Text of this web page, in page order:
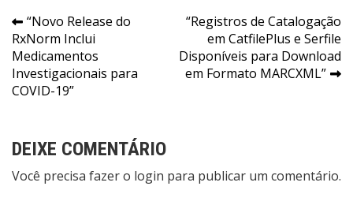
Navegação
de
Post
“Novo Release do
RxNorm Inclui
Medicamentos
Investigacionais para
COVID-19”
“Registros de Catalogação
em CatfilePlus e Serfile
Disponíveis para Download
em Formato MARCXML”
DEIXE COMENTÁRIO
Você precisa fazer o login para publicar um comentário.